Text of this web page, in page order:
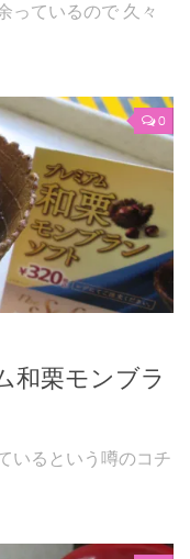
っているので 久々
0
和栗モンブラ
いるという噂のコチ